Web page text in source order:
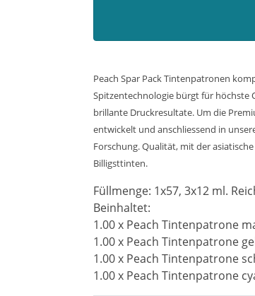
Peach Spar Pack Tintenpatronen
Spitzentechnologie bürgt für höchste
brillante Druckresultate. Um die
entwickelt und anschliessend in
Forschung. Qualität, mit der
Billigsttinten.
Füllmenge: 1x57, 3x12 ml.
Beinhaltet:
1.00 x Peach Tintenpatrone
1.00 x Peach Tintenpatrone
1.00 x Peach Tintenpatrone
1.00 x Peach Tintenpatrone